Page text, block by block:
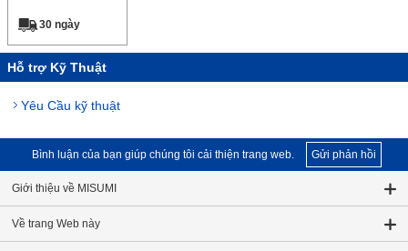
30 ngày
Hỗ trợ Kỹ Thuật
Yêu Cầu kỹ thuật
Bình luận của bạn giúp chúng tôi cải thiện trang web. Gửi phản hồi
Giới thiệu về MISUMI
Về trang Web này